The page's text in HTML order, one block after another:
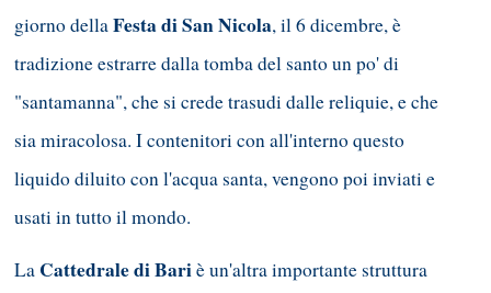
giorno dellaFesta di San Nicola, il 6 dicembre, è
tradizione estrarre dalla tomba del santo un po' di
"santamanna", che si crede trasudi dalle reliquie, e che
sia miracolosa. I contenitori con all'interno questo
liquido diluito con l'acqua santa, vengono poi inviati e
usati in tutto il mondo.
La Cattedrale di Bariè un'altra importante struttura